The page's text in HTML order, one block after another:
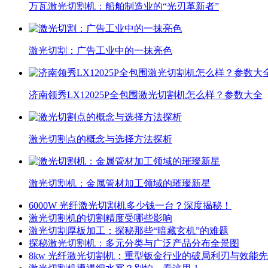
万瓦激光切割机：船舶制造业的“光刃革新者”
激光切割：广告工业中的一抹亮色
济南领秀LX12025P全包围激光切割机怎么样？参数大全
激光切割点的概念与选择方法探析
激光切割机：金属管材加工领域的璀璨新星
6000W 光纤激光切割机多少钱一台？深度揭秘！
激光切割机的切割精度受哪些影响
激光切割厚板加工：探秘那些“暗藏玄机”的难题
探秘激光切割机：多元分类与广泛产品分布全景图
8kw 光纤激光切割机：重型钣金行业的破局利刃与效能